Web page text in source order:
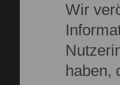
Wir
haben,